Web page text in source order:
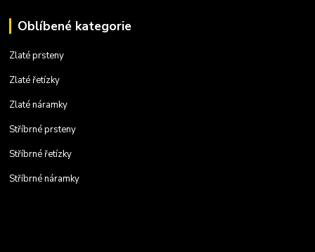
Oblíbené kategorie
Zlaté prsteny
Zlaté řetízky
Zlaté náramky
Stříbrné prsteny
Stříbrné řetízky
Stříbrné náramky